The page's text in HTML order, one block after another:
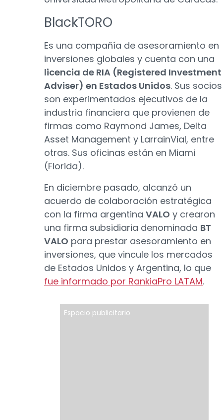
BlackTORO
Es una compañía de asesoramiento en
inversiones globales y cuenta con una
licencia de RIA (Registered Investment
Adviser) en Estados Unidos. Sus socios
son experimentados ejecutivos de la
industria financiera que provienen de
firmas como Raymond James, Delta
Asset Management y LarrainVial, entre
otras. Sus oficinas están en Miami
(Florida).
En diciembre pasado, alcanzó un
acuerdo de colaboración estratégica
con la firma argentina VALO y crearon
una firma subsidiaria denominada BT
VALO para prestar asesoramiento en
inversiones, que vincule los mercados
de Estados Unidos y Argentina, lo que
fue informado por RankiaPro LATAM.
Espacio publicitario